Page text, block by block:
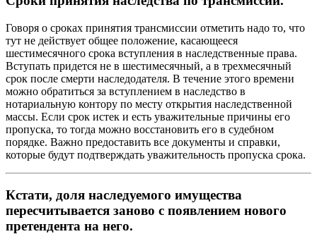
Говоря о сроках принятия трансмиссии отметить надо то, что
тут не действует общее положение, касающееся
шестимесячного срока вступления в наследственные права.
Вступать придется не в шестимесячный, а в трехмесячный
срок после смерти наследодателя. В течение этого времени
можно обратиться за вступлением в наследство в
нотариальную контору по месту открытия наследственной
массы. Если срок истек и есть уважительные причины его
пропуска, то тогда можно восстановить его в судебном
порядке. Важно предоставить все документы и справки,
которые будут подтверждать уважительность пропуска срока.
Кстати, доля наследуемого имущества
пересчитывается заново с появлением нового
претендента на него.